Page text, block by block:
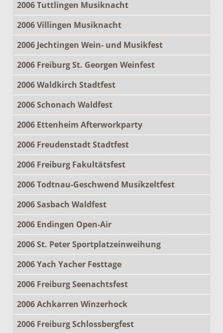
2006 Tuttlingen Musiknacht
2006 Villingen Musiknacht
2006 Jechtingen Wein- und Musikfest
2006 Freiburg St. Georgen Weinfest
2006 Waldkirch Stadtfest
2006 Schonach Waldfest
2006 Ettenheim Afterworkparty
2006 Freudenstadt Stadtfest
2006 Freiburg Fakultätsfest
2006 Todtnau-Geschwend Musikzeltfest
2006 Sasbach Waldfest
2006 Endingen Open-Air
2006 St. Peter Sportplatzeinweihung
2006 Yach Yacher Festtage
2006 Freiburg Seenachtsfest
2006 Achkarren Winzerhock
2006 Freiburg Schlossbergfest